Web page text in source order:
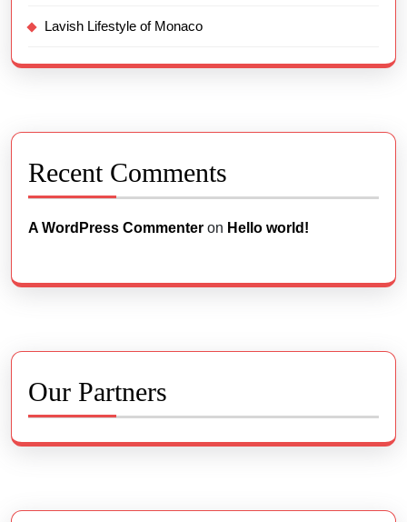
Lavish Lifestyle of Monaco
Recent Comments
A WordPress Commenter on Hello world!
Our Partners